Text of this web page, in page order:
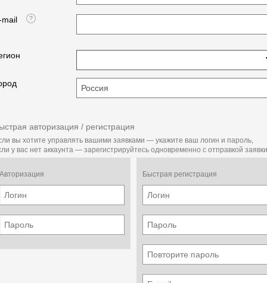
mail
авторизация / регистрация
вы хотите управлять вашими заявками — укажите ваш логин и пароль,
у вас нет аккаунта — зарегистрируйтесь одновременно с отправкой
Авторизация Быстрая регистрация